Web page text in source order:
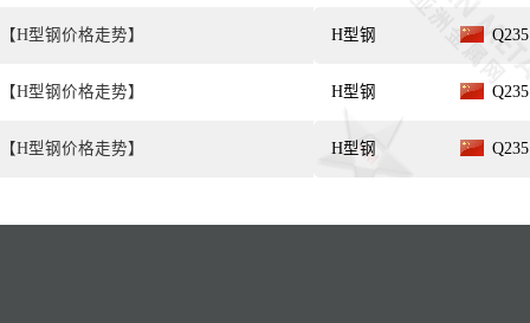
【H型钢价格走势】
【H型钢价格走势】
【H型钢价格走势】
H型钢
H型钢
H型钢